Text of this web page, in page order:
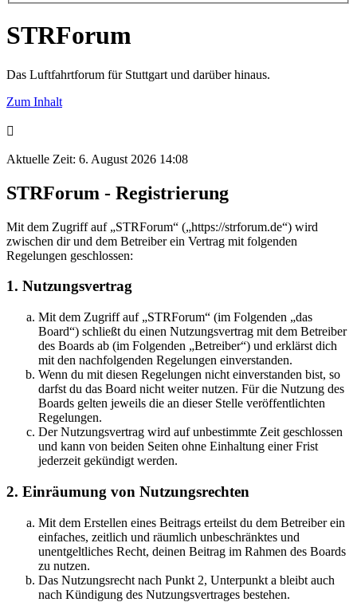
STRForum
Das Luftfahrtforum für Stuttgart und darüber hinaus.
Zum Inhalt
Aktuelle Zeit: 6. August 2026 14:08
STRForum - Registrierung
Mit dem Zugriff auf „STRForum“ („https://strforum.de“) wird
zwischen dir und dem Betreiber ein Vertrag mit folgenden
Regelungen geschlossen:
1. Nutzungsvertrag
Mit dem Zugriff auf „STRForum“ (im Folgenden „das
Board“) schließt du einen Nutzungsvertrag mit dem Betreiber
des Boards ab (im Folgenden „Betreiber“) und erklärst dich
mit den nachfolgenden Regelungen einverstanden.
Wenn du mit diesen Regelungen nicht einverstanden bist, so
darfst du das Board nicht weiter nutzen. Für die Nutzung des
Boards gelten jeweils die an dieser Stelle veröffentlichten
Regelungen.
Der Nutzungsvertrag wird auf unbestimmte Zeit geschlossen
und kann von beiden Seiten ohne Einhaltung einer Frist
jederzeit gekündigt werden.
2. Einräumung von Nutzungsrechten
Mit dem Erstellen eines Beitrags erteilst du dem Betreiber ein
einfaches, zeitlich und räumlich unbeschränktes und
unentgeltliches Recht, deinen Beitrag im Rahmen des Boards
zu nutzen.
Das Nutzungsrecht nach Punkt 2, Unterpunkt a bleibt auch
nach Kündigung des Nutzungsvertrages bestehen.